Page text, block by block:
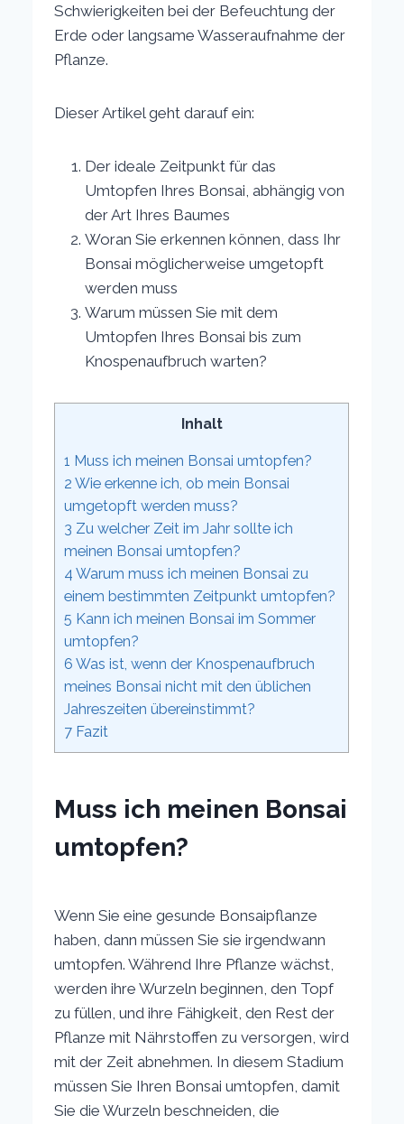
Schwierigkeiten bei der Befeuchtung der
Erde oder langsame Wasseraufnahme der
Pflanze.
Dieser Artikel geht darauf ein:
Der ideale Zeitpunkt für das
Umtopfen Ihres Bonsai, abhängig von
der Art Ihres Baumes
Woran Sie erkennen können, dass Ihr
Bonsai möglicherweise umgetopft
werden muss
Warum müssen Sie mit dem
Umtopfen Ihres Bonsai bis zum
Knospenaufbruch warten?
Inhalt
1 Muss ich meinen Bonsai umtopfen?
2 Wie erkenne ich, ob mein Bonsai
umgetopft werden muss?
3 Zu welcher Zeit im Jahr sollte ich
meinen Bonsai umtopfen?
4 Warum muss ich meinen Bonsai zu
einem bestimmten Zeitpunkt umtopfen?
5 Kann ich meinen Bonsai im Sommer
umtopfen?
6 Was ist, wenn der Knospenaufbruch
meines Bonsai nicht mit den üblichen
Jahreszeiten übereinstimmt?
7 Fazit
Muss ich meinen Bonsai
umtopfen?
Wenn Sie eine gesunde Bonsaipflanze
haben, dann müssen Sie sie irgendwann
umtopfen. Während Ihre Pflanze wächst,
werden ihre Wurzeln beginnen, den Topf
zu füllen, und ihre Fähigkeit, den Rest der
Pflanze mit Nährstoffen zu versorgen, wird
mit der Zeit abnehmen. In diesem Stadium
müssen Sie Ihren Bonsai umtopfen, damit
Sie die Wurzeln beschneiden, die